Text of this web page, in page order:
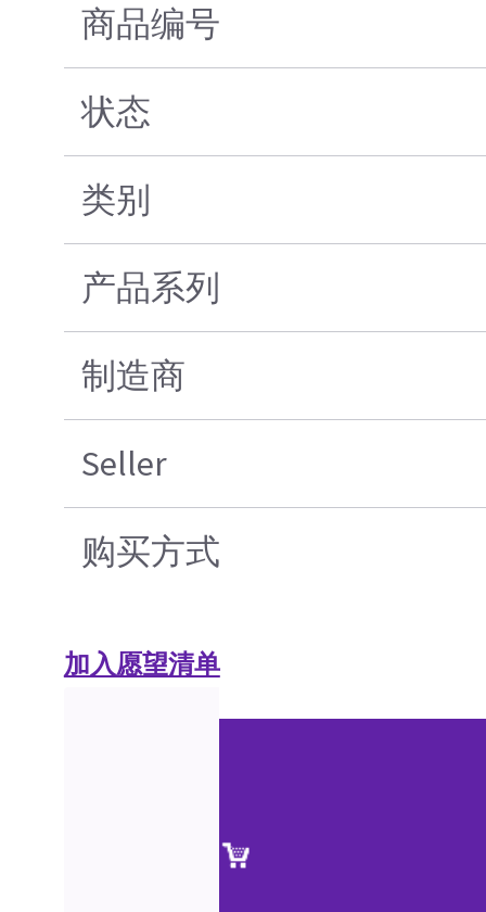
商品编号
状态
类别
产品系列
制造商
Seller
购买方式
加入愿望清单